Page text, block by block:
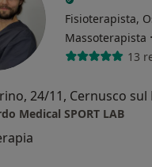
Fisioterapista,
Massoterapista ·
13
24/11, Cernusco sul
Medical SPORT LAB